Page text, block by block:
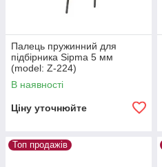
Палець пружинний для
підбірника Sipma 5 мм
(model: Z-224)
В наявності
Ціну уточнюйте
Топ продажів